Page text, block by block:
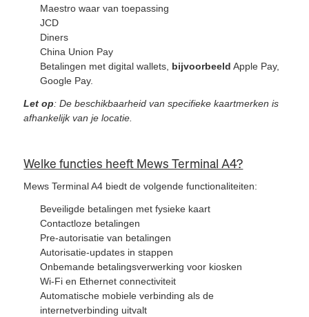
Maestro waar van toepassing
JCD
Diners
China Union Pay
Betalingen met digital wallets, bijvoorbeeld Apple Pay,
Google Pay.
Let op: De beschikbaarheid van specifieke kaartmerken is
afhankelijk van je locatie.
Welke functies heeft Mews Terminal A4?
Mews Terminal A4 biedt de volgende functionaliteiten:
Beveiligde betalingen met fysieke kaart
Contactloze betalingen
Pre-autorisatie van betalingen
Autorisatie-updates in stappen
Onbemande betalingsverwerking voor kiosken
Wi-Fi en Ethernet connectiviteit
Automatische mobiele verbinding als de
internetverbinding uitvalt